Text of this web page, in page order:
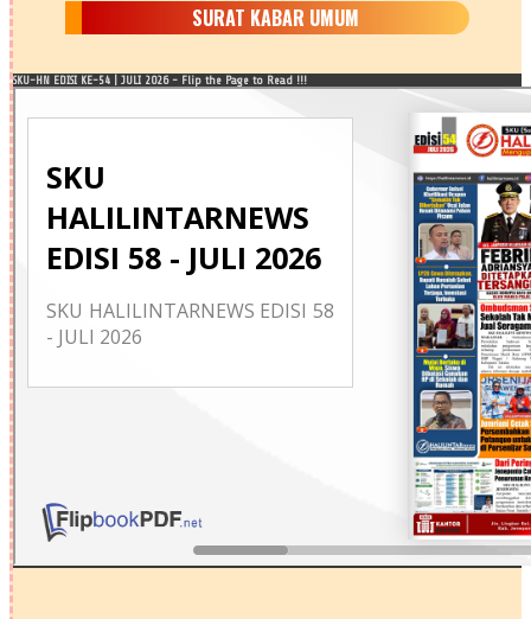
SURAT KABAR UMUM
SKU-HN EDISI KE-54 | JULI 2026 - Flip the Page to Read !!!